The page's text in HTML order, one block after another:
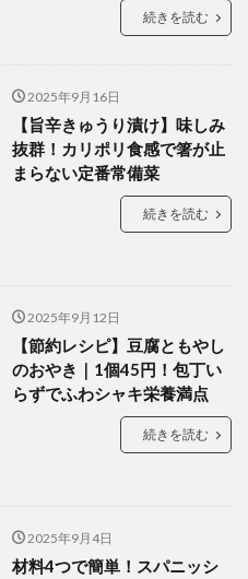
続きを読む
2025年9月16日
【旨辛きゅうり漬け】味しみ
抜群！カリポリ食感で箸が止
まらない定番常備菜
続きを読む
2025年9月12日
【節約レシピ】豆腐ともやし
のおやき｜1個45円！包丁い
らずでふわシャキ栄養満点
続きを読む
2025年9月4日
材料4つで簡単！スパニッシ